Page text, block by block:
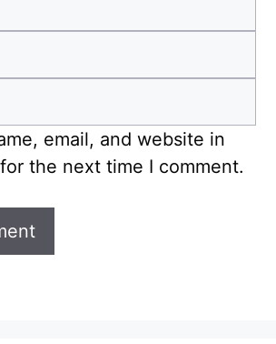
email, and website in
the next time I comment.